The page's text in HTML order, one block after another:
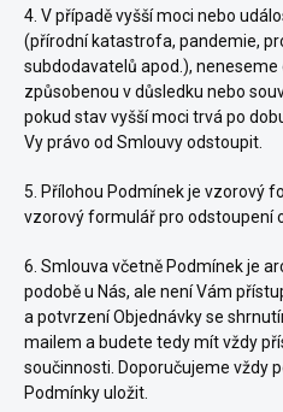
4. V případě vyšší moci nebo
(přírodní katastrofa, pandemie,
subdodavatelů apod.),
způsobenou v důsledku nebo
pokud stav vyšší moci trvá po
Vy právo od Smlouvy odstoupit.
5. Přílohou Podmínek je vzorový
vzorový formulář pro odstoupení
6. Smlouva včetně Podmínek je
podobě u Nás, ale není Vám
a potvrzení Objednávky se
mailem a budete tedy mít vždy
součinnosti. Doporučujeme vždy
Podmínky uložit.